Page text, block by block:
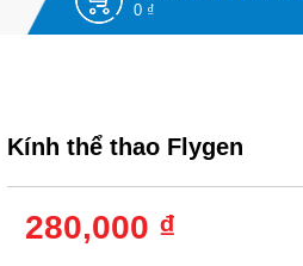
0 ₫
Kính thể thao Flygen
280,000 ₫